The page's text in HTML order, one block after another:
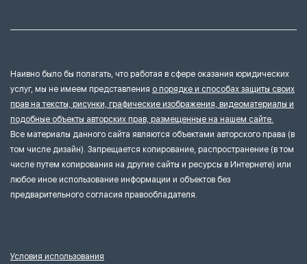
Наивно было бы полагать, что работая в сфере оказания юридических
услуг, мы не имеем представления о порядке и способах защиты своих
прав на тексты, рисунки, графические изображения, видеоматериалы и
подобные объекты авторских прав, размещенные на нашем сайте.
Все материалы данного сайта являются объектами авторского права (в
том числе дизайн). Запрещается копирование, распространение (в том
числе путем копирования на другие сайты и ресурсы в Интернете) или
любое иное использование информации и объектов без
предварительного согласия правообладателя.
Условия использования